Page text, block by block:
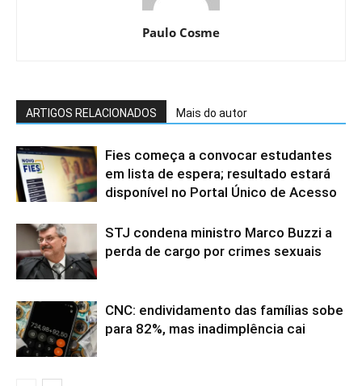
Paulo Cosme
ARTIGOS RELACIONADOS Mais do autor
Fies começa a convocar estudantes
em lista de espera; resultado estará
disponível no Portal Único de Acesso
STJ condena ministro Marco Buzzi a
perda de cargo por crimes sexuais
CNC: endividamento das famílias sobe
para 82%, mas inadimplência cai